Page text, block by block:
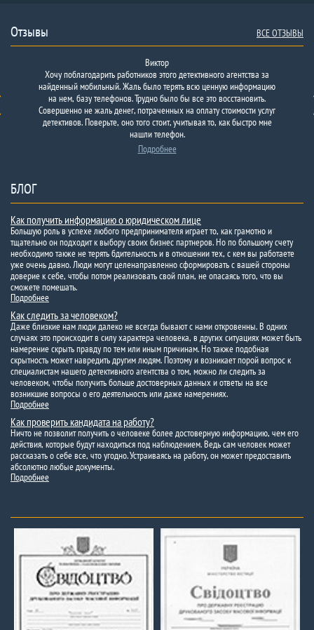
Отзывы ВСЕ ОТЗЫВЫ
Виктор
Хочу поблагодарить работников этого детективного агентства за
найденный мобильный. Жаль было терять всю ценную информацию
на нем, базу телефонов. Трудно было бы все это восстановить.
Совершенно не жаль денег, потраченных на оплату стоимости услуг
детективов. Поверьте, оно того стоит, учитывая то, как быстро мне
нашли телефон.
Подробнее
БЛОГ
Как получить информацию о юридическом лице
Большую роль в успехе любого предпринимателя играет то, как грамотно и
тщательно он подходит к выбору своих бизнес партнеров. Но по большому счету
необходимо также не терять бдительность и в отношении тех, с кем вы работаете
уже очень давно. Люди могут целенаправленно сформировать с вашей стороны
доверие к себе, чтобы потом реализовать свой план, не опасаясь того, что вы
сможете помешать.
Подробнее
Как следить за человеком?
Даже близкие нам люди далеко не всегда бывают с нами откровенны. В одних
случаях это происходит в силу характера человека, в других ситуациях может быть
намерение скрыть правду по тем или иным причинам. Но также подобная
скрытность может навредить другим людям. Поэтому и возникает порой вопрос к
специалистам нашего детективного агентства о том, можно ли следить за
человеком, чтобы получить больше достоверных данных и ответы на все
возникшие вопросы о его деятельность или даже намерениях.
Подробнее
Как проверить кандидата на работу?
Ничто не позволит получить о человеке более достоверную информацию, чем его
действия, которые будут находиться под наблюдением. Ведь сам человек может
рассказать о себе все, что угодно. Устраиваясь на работу, он может предоставить
абсолютно любые документы.
Подробнее